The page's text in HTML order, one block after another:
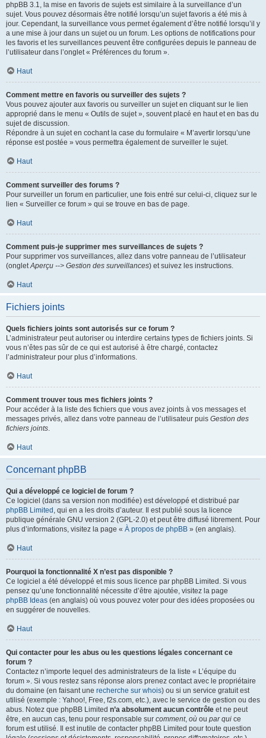
phpBB 3.1, la mise en favoris de sujets est similaire à la surveillance d’un
sujet. Vous pouvez désormais être notifié lorsqu’un sujet favoris a été mis à
jour. Cependant, la surveillance vous permet également d’être notifié lorsqu’il y
a une mise à jour dans un sujet ou un forum. Les options de notifications pour
les favoris et les surveillances peuvent être configurées depuis le panneau de
l’utilisateur dans l’onglet « Préférences du forum ».
Haut
Comment mettre en favoris ou surveiller des sujets ?
Vous pouvez ajouter aux favoris ou surveiller un sujet en cliquant sur le lien
approprié dans le menu « Outils de sujet », souvent placé en haut et en bas du
sujet de discussion.
Répondre à un sujet en cochant la case du formulaire « M’avertir lorsqu’une
réponse est postée » vous permettra également de surveiller le sujet.
Haut
Comment surveiller des forums ?
Pour surveiller un forum en particulier, une fois entré sur celui-ci, cliquez sur le
lien « Surveiller ce forum » qui se trouve en bas de page.
Haut
Comment puis-je supprimer mes surveillances de sujets ?
Pour supprimer vos surveillances, allez dans votre panneau de l’utilisateur
(ongletAperçu --> Gestion des surveillances) et suivez les instructions.
Haut
Fichiers joints
Quels fichiers joints sont autorisés sur ce forum ?
L’administrateur peut autoriser ou interdire certains types de fichiers joints. Si
vous n’êtes pas sûr de ce qui est autorisé à être chargé, contactez
l’administrateur pour plus d’informations.
Haut
Comment trouver tous mes fichiers joints ?
Pour accéder à la liste des fichiers que vous avez joints à vos messages et
messages privés, allez dans votre panneau de l’utilisateur puis Gestion des
fichiers joints.
Haut
Concernant phpBB
Qui a développé ce logiciel de forum ?
Ce logiciel (dans sa version non modifiée) est développé et distribué par
phpBB Limited , qui en a les droits d’auteur. Il est publié sous la licence
publique générale GNU version 2 (GPL-2.0) et peut être diffusé librement. Pour
plus d’informations, visitez la page « À propos de phpBB » (en anglais).
Haut
Pourquoi la fonctionnalité X n’est pas disponible ?
Ce logiciel a été développé et mis sous licence par phpBB Limited. Si vous
pensez qu’une fonctionnalité nécessite d’être ajoutée, visitez la page
phpBB Ideas (en anglais) où vous pouvez voter pour des idées proposées ou
en suggérer de nouvelles.
Haut
Qui contacter pour les abus ou les questions légales concernant ce
forum ?
Contactez n’importe lequel des administrateurs de la liste « L’équipe du
forum ». Si vous restez sans réponse alors prenez contact avec le propriétaire
du domaine (en faisant une recherche sur whois) ou si un service gratuit est
utilisé (exemple : Yahoo!, Free, f2s.com, etc.), avec le service de gestion ou des
abus. Notez que phpBB Limited n’a absolument aucun contrôle et ne peut
être, en aucun cas, tenu pour responsable sur comment, où ou par qui ce
forum est utilisé. Il est inutile de contacter phpBB Limited pour toute question